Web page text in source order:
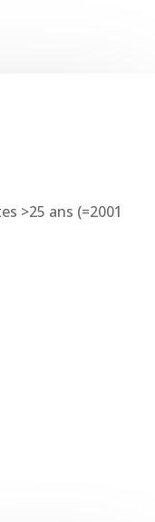
>25 ans (=2001